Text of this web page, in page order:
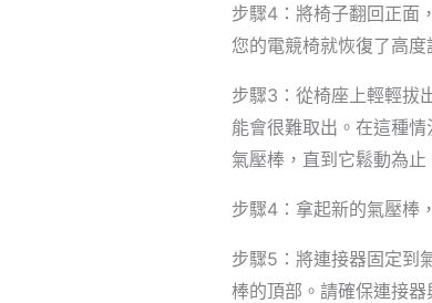
步驟4：將椅子翻回正面
您的電競椅就恢復了高度
步驟3：從椅座上輕輕拔
能會很難取出。在這種
氣壓棒，直到它鬆動為止
步驟4：拿起新的氣壓棒
步驟5：將連接器固定到
棒的頂部。請確保連接